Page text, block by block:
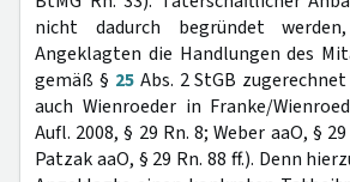
nicht dadurch begründet
Angeklagten die Handlungen des
gemäß § 25Abs. 2 StGB
auch Wienroeder in Franke/
Aufl. 2008, § 29 Rn. 8; Weber aaO, §
Patzak aaO, § 29 Rn. 88 ff.). Denn